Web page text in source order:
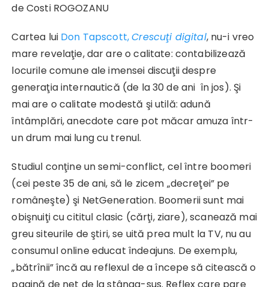
de Costi ROGOZANU
Cartea lui Don Tapscott,Crescuţi digital, nu-i vreo
mare revelaţie, dar are o calitate: contabilizează
locurile comune ale imensei discuţii despre
generaţia internautică (de la 30 de ani în jos). Şi
mai are o calitate modestă şi utilă: adună
întâmplări, anecdote care pot măcar amuza într-
un drum mai lung cu trenul.
Studiul conţine un semi-conflict, cel între boomeri
(cei peste 35 de ani, să le zicem „decreţei” pe
româneşte) şi NetGeneration. Boomerii sunt mai
obişnuiţi cu cititul clasic (cărţi, ziare), scanează mai
greu siteurile de ştiri, se uită prea mult la TV, nu au
consumul online educat îndeajuns. De exemplu,
„bătrînii” încă au reflexul de a începe să citească o
pagină de net de la stânga-sus. Reflex care pare